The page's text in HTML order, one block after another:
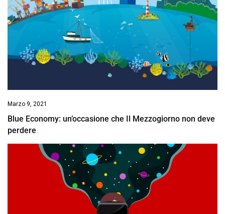
Marzo 9, 2021
Blue Economy: un’occasione che Il Mezzogiorno non deve
perdere